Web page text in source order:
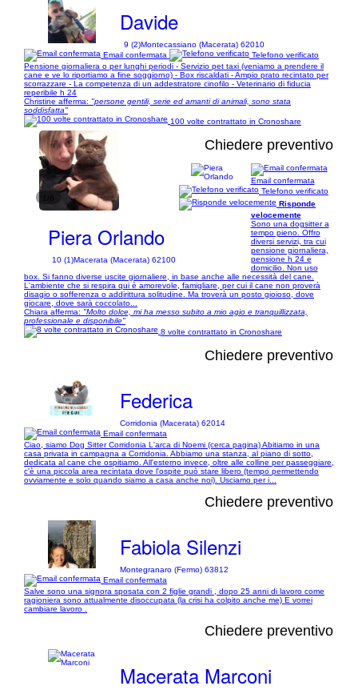
Davide
9 (2)Montecassiano (Macerata) 62010
Email confermata
Telefono verificato
Pensione giornaliera o per lunghi periodi - Servizio pet taxi (veniamo a prendere il
cane e ve lo riportiamo a fine soggiorno) - Box riscaldati - Ampio prato recintato per
scorrazzare - La competenza di un addestratore cinofilo - Veterinario di fiducia
reperibile h 24
Christine afferma: "persone gentili, serie ed amanti di animali, sono stata
soddisfatta"
100 volte contrattato in Cronoshare
Chiedere preventivo
Piera Orlando
10 (1)Macerata (Macerata) 62100
Email confermata
Telefono verificato
Risponde
velocemente
Sono una dogsitter a
tempo pieno. Offro
diversi servizi, tra cui
pensione giornaliera,
pensione h 24 e
domicilio. Non uso
box. Si fanno diverse uscite giornaliere, in base anche alle necessità del cane.
L'ambiente che si respira qui è amorevole, famigliare, per cui il cane non proverà
disagio o sofferenza o addirittura solitudine. Ma troverà un posto gioioso, dove
giocare, dove sarà coccolato...
Chiara afferma: "Molto dolce, mi ha messo subito a mio agio e tranquillizzata,
professionale e disponibile"
8 volte contrattato in Cronoshare
Chiedere preventivo
Federica
Corridonia (Macerata) 62014
Email confermata
Ciao, siamo Dog Sitter Corridonia L'arca di Noemi (cerca pagina) Abitiamo in una
casa privata in campagna a Corridonia. Abbiamo una stanza, al piano di sotto,
dedicata al cane che ospitiamo. All'esterno invece, oltre alle colline per passeggiare,
c'è una piccola area recintata dove l'ospite può stare libero (tempo permettendo
ovviamente e solo quando siamo a casa anche noi). Usciamo per i...
Chiedere preventivo
Fabiola Silenzi
Montegranaro (Fermo) 63812
Email confermata
Salve sono una signora sposata con 2 figlie grandi , dopo 25 anni di lavoro come
ragioniera sono attualmente disoccupata (la crisi ha colpito anche me) E vorrei
cambiare lavoro .
Chiedere preventivo
Macerata Marconi